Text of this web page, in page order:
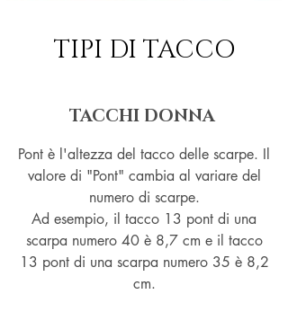
TIPI DI TACCO
TACCHI DONNA
Pont è l'altezza del tacco delle scarpe. Il
valore di "Pont" cambia al variare del
numero di scarpe.
Ad esempio, il tacco 13 pont di una
scarpa numero 40 è 8,7 cm e il tacco
13 pont di una scarpa numero 35 è 8,2
cm.